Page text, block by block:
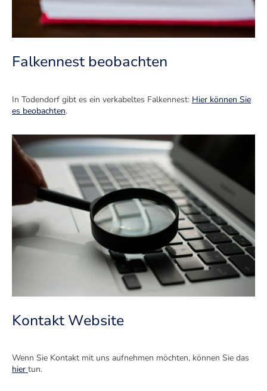
Falkennest beobachten
In Todendorf gibt es ein verkabeltes Falkennest: Hier können Sie
es beobachten.
Kontakt Website
Wenn Sie Kontakt mit uns aufnehmen möchten, können Sie das
hier tun.